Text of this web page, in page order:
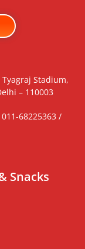
Stadium,
– 110003
68225363 /
Snacks